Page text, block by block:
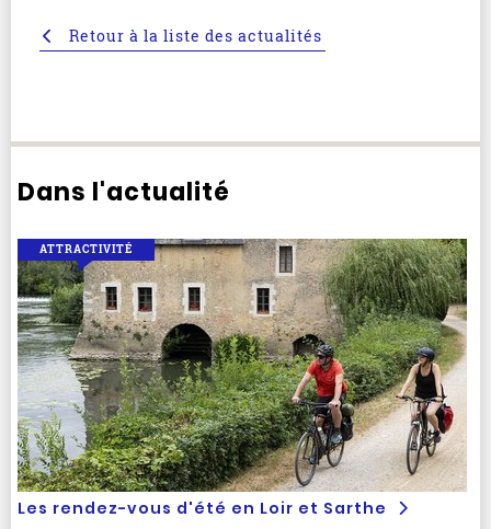
Retour à la liste des actualités
Dans l'actualité
Les rendez-vous d'été en Loir et Sarthe
ATTRACTIVITÉ